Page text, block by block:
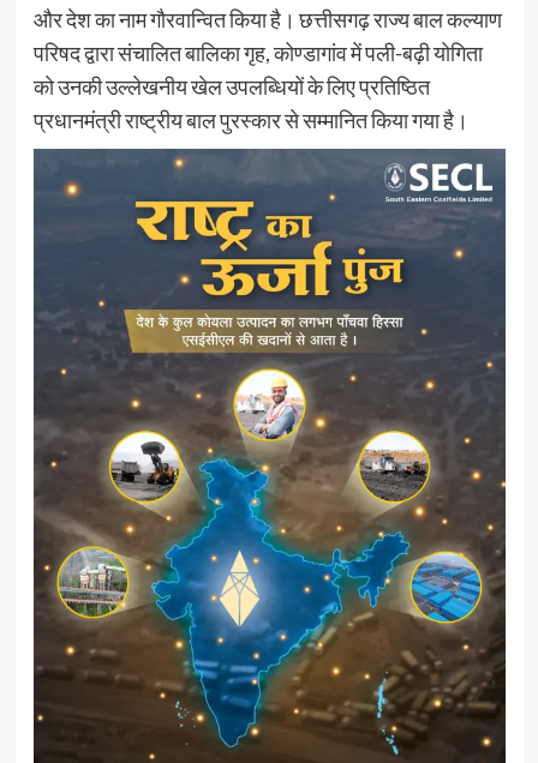
और देश का नाम गौरवान्वित किया है। छत्तीसगढ़ राज्य बाल कल्याण
परिषद द्वारा संचालित बालिका गृह, कोण्डागांव में पली-बढ़ी योगिता
को उनकी उल्लेखनीय खेल उपलब्धियों के लिए प्रतिष्ठित
प्रधानमंत्री राष्ट्रीय बाल पुरस्कार से सम्मानित किया गया है।